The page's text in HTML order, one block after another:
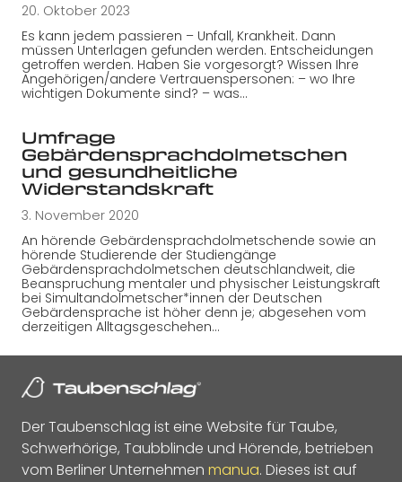
20. Oktober 2023
Es kann jedem passieren – Unfall, Krankheit. Dann
müssen Unterlagen gefunden werden. Entscheidungen
getroffen werden. Haben Sie vorgesorgt? Wissen Ihre
Angehörigen/andere Vertrauenspersonen: – wo Ihre
wichtigen Dokumente sind? – was…
Umfrage
Gebärdensprachdolmetschen
und gesundheitliche
Widerstandskraft
3. November 2020
An hörende Gebärdensprachdolmetschende sowie an
hörende Studierende der Studiengänge
Gebärdensprachdolmetschen deutschlandweit, die
Beanspruchung mentaler und physischer Leistungskraft
bei Simultandolmetscher*innen der Deutschen
Gebärdensprache ist höher denn je; abgesehen vom
derzeitigen Alltagsgeschehen…
Der Taubenschlag ist eine Website für Taube,
Schwerhörige, Taubblinde und Hörende, betrieben
vom Berliner Unternehmen manua. Dieses ist auf